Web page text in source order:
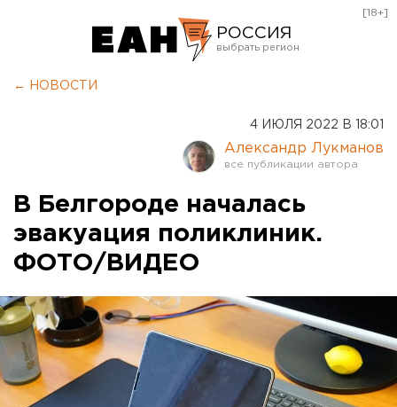
РОССИЯ
Оренбург
[18+]
← НОВОСТИ
4 ИЮЛЯ 2022 В 18:01
Александр Лукманов
В Белгороде началась
эвакуация поликлиник.
ФОТО/ВИДЕО